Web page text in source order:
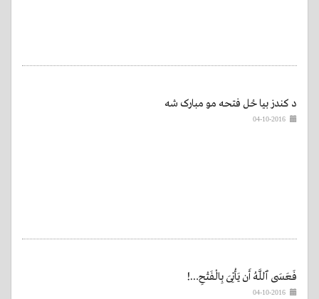
د کندز بیا ځل فتحه مو مبارک شه
04-10-2016
فَعَسَى ٱللَّهُ أَن يَأْتِىَ بِالْفَتْحِ…!
04-10-2016